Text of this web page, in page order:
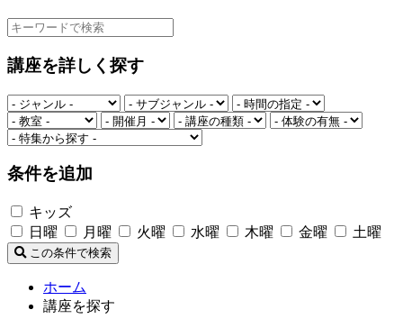
講座を詳しく探す
条件を追加
キッズ
日曜
月曜 火曜 水曜 木曜 金曜 土曜
この条件で検索
ホーム
講座を探す